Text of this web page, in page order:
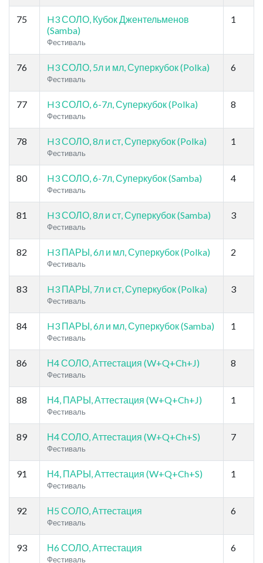
75
H3 СОЛО, Кубок Джентельменов
(Samba)
Фестиваль
1
76 H3 СОЛО, 5л и мл, Суперкубок (Polka)
Фестиваль
6
77 H3 СОЛО, 6-7л, Суперкубок (Polka)
Фестиваль
8
78 H3 СОЛО, 8л и ст, Суперкубок (Polka)
Фестиваль
1
80 H3 СОЛО, 6-7л, Суперкубок (Samba)
Фестиваль
4
81 H3 СОЛО, 8л и ст, Суперкубок (Samba)
Фестиваль
3
82 H3 ПАРЫ, 6л и мл, Суперкубок (Polka)
Фестиваль
2
83 H3 ПАРЫ, 7л и ст, Суперкубок (Polka)
Фестиваль
3
84 H3 ПАРЫ, 6л и мл, Суперкубок (Samba)
Фестиваль
1
86 Н4 СОЛО, Аттестация (W+Q+Ch+J)
Фестиваль
8
88 Н4, ПАРЫ, Аттестация (W+Q+Ch+J)
Фестиваль
1
89 Н4 СОЛО, Аттестация (W+Q+Ch+S)
Фестиваль
7
91 Н4, ПАРЫ, Аттестация (W+Q+Ch+S)
Фестиваль
1
92 Н5 СОЛО, Аттестация
Фестиваль
6
93 Н6 СОЛО, Аттестация
Фестиваль
6